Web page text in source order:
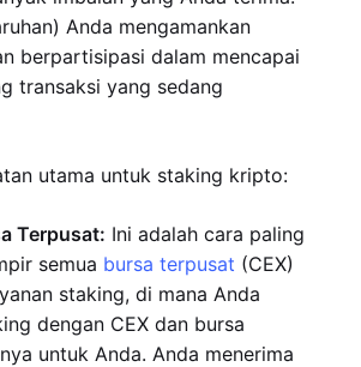
Anda mengamankan
berpartisipasi dalam mencapai
transaksi yang sedang
utama untuk staking kripto:
Terpusat: Ini adalah cara paling
semua bursa terpusat (CEX)
staking, di mana Anda
dengan CEX dan bursa
untuk Anda. Anda menerima